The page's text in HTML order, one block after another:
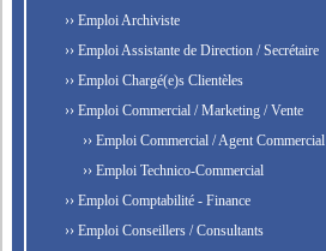
›› Emploi Archiviste
›› Emploi Assistante de Direction / Secrétaire
›› Emploi Chargé(e)s Clientèles
›› Emploi Commercial / Marketing / Vente
›› Emploi Commercial / Agent Commercial
›› Emploi Technico-Commercial
›› Emploi Comptabilité - Finance
›› Emploi Conseillers / Consultants